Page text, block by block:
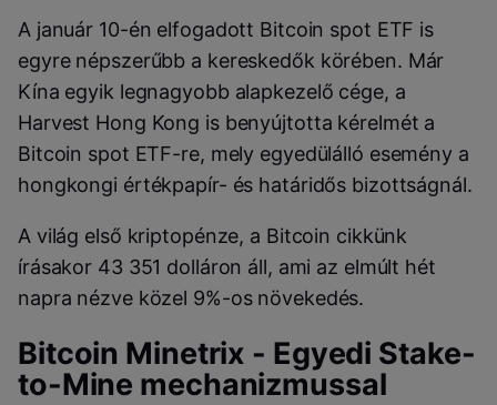
A január 10-én elfogadott Bitcoin spot ETF is
egyre népszerűbb a kereskedők körében. Már
Kína egyik legnagyobb alapkezelő cége, a
Harvest Hong Kong is benyújtotta kérelmét a
Bitcoin spot ETF-re, mely egyedülálló esemény a
hongkongi értékpapír- és határidős bizottságnál.
A világ első kriptopénze, a Bitcoin cikkünk
írásakor 43 351 dolláron áll, ami az elmúlt hét
napra nézve közel 9%-os növekedés.
Bitcoin Minetrix - Egyedi Stake-
to-Mine mechanizmussal